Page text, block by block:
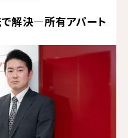
で解決—所有アパート